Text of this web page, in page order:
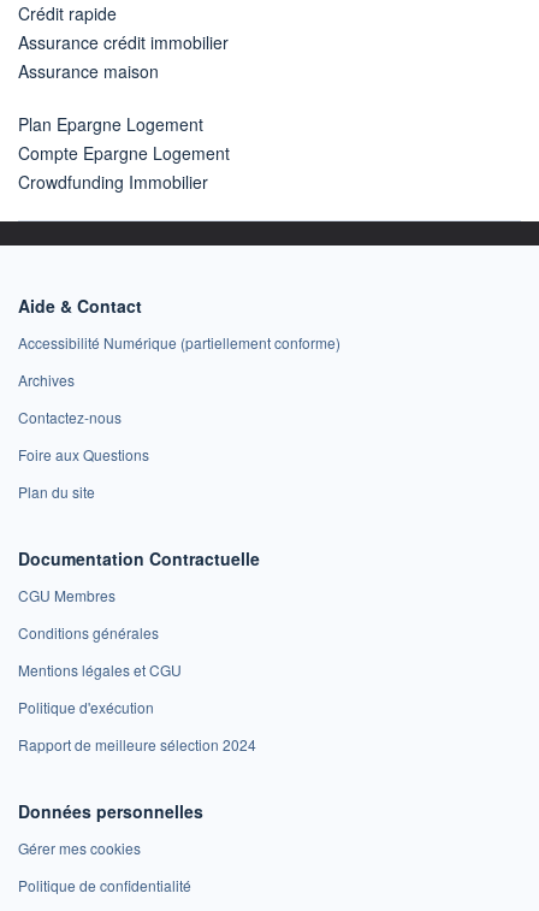
Crédit rapide
Assurance crédit immobilier
Assurance maison
Plan Epargne Logement
Compte Epargne Logement
Crowdfunding Immobilier
Aide & Contact
Accessibilité Numérique (partiellement conforme)
Archives
Contactez-nous
Foire aux Questions
Plan du site
Documentation Contractuelle
CGU Membres
Conditions générales
Mentions légales et CGU
Politique d'exécution
Rapport de meilleure sélection 2024
Données personnelles
Gérer mes cookies
Politique de confidentialité